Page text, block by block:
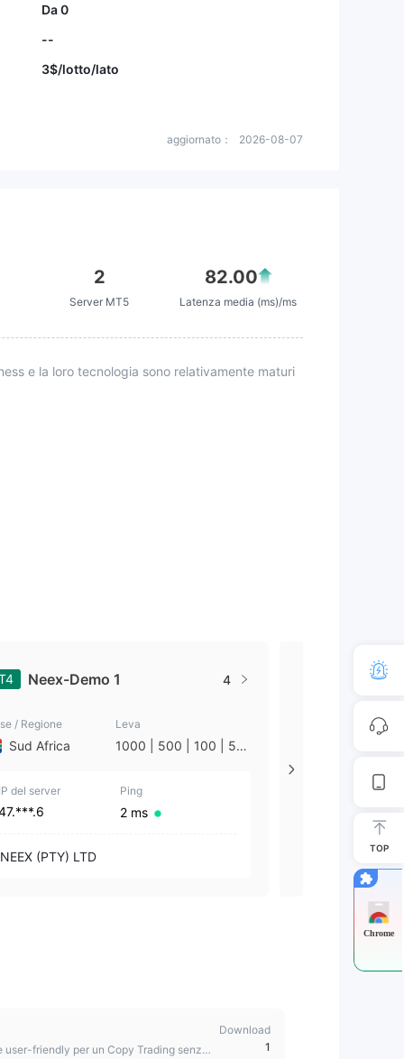
Da 0
--
3$/lotto/lato
aggiornato： 2026-08-07
2
Server MT5
82.00
Latenza media (ms)/ms
e la loro tecnologia sono relativamente maturi
Neex-Demo 1 4
/ Regione
Sud Africa
Leva
1000 | 500 | 100 | 50
IP del server Ping
2 ms
NEEX (PTY) LTD
Neex-
Paese / Regione
IP del server
NEEX (PTY)
friendly per un Copy Trading senza i
Download
1
TOP
Chrome